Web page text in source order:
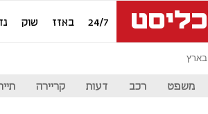
24/7 באזז שוק
בארץ
משפט רכב דעות קריירה